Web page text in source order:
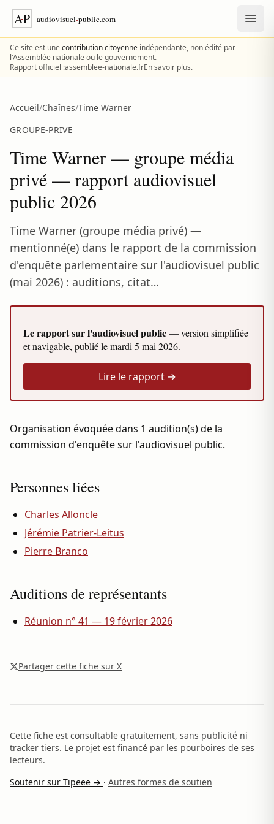
Aller au contenu
Ce site est unecontribution citoyenne indépendante, non édité par
l'Assemblée nationale ou le gouvernement.
Rapport officiel :assemblee-nationale.frEn savoir plus.
Accueil/Chaînes/Time Warner
GROUPE-PRIVE
Time Warner — groupe média
privé — rapport audiovisuel
public 2026
Time Warner (groupe média privé) —
mentionné(e) dans le rapport de la commission
d'enquête parlementaire sur l'audiovisuel public
(mai 2026) : auditions, citat…
Le rapport sur l'audiovisuel public— version simplifiée
et navigable, publié lemardi 5 mai 2026.
Lire le rapport →
Organisation évoquée dans 1 audition(s) de la
commission d'enquête sur l'audiovisuel public.
Personnes liées
Charles Alloncle
Jérémie Patrier-Leitus
Pierre Branco
Auditions de représentants
Réunion n° 41 — 19 février 2026
Partager cette fiche sur X
Cette fiche est consultable gratuitement, sans publicité ni
tracker tiers. Le projet est financé par les pourboires de ses
lecteurs.
Soutenir sur Tipeee → · Autres formes de soutien